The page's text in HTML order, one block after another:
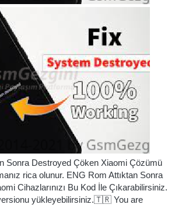
Sonra Destroyed Çöken Xiaomi Çözümü
rica olunur. ENG Rom Attıktan Sonra
Cihazlarınızı Bu Kod İle Çıkarabilirsiniz.
yükleyebilirsiniz.🇹🇷 You are